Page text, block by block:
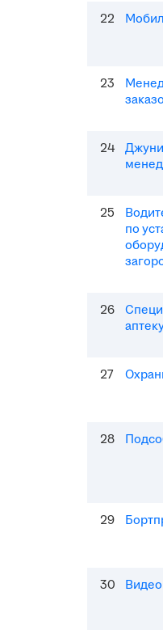
22
23
24
25
по
26
27
28
29
30